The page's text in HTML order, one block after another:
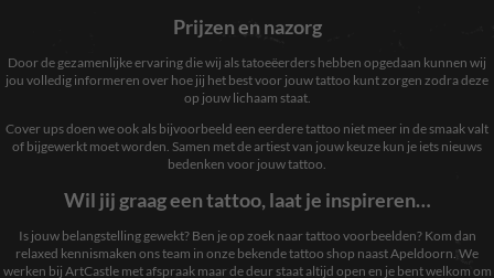
Prijzen en nazorg
Door de gezamenlijke ervaring die wij als tatoeëerders hebben opgedaan kunnen wij
jou volledig informeren over hoe jij het best voor jouw tattoo kunt zorgen zodra deze
op jouw lichaam staat.
Cover ups doen we ook als bijvoorbeeld een eerdere tattoo niet meer in de smaak valt
of bijgewerkt moet worden. Samen met de artiest van jouw keuze kun je iets nieuws
bedenken voor jouw tattoo.
Wil jij graag een tattoo, laat je inspireren…
Is jouw belangstelling gewekt? Ben je op zoek naar tattoo voorbeelden? Kom dan
relaxed kennismaken ons team in onze bekende tattoo shop naast Apeldoorn. We
werken bij ArtCastle met afspraak maar de deur staat altijd open en je bent welkom om
Noodzakelijk
Deze cookies
zijn niet
optioneel. Ze